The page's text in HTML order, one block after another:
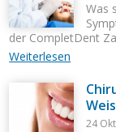
Was
der CompletDent
Weiterlesen
24